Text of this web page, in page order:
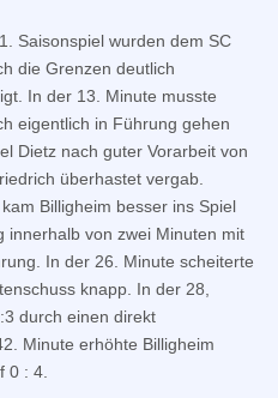
Saisonspiel wurden dem SC
die Grenzen deutlich
In der 13. Minute musste
eigentlich in Führung gehen
Dietz nach guter Vorarbeit von
überhastet vergab.
Billigheim besser ins Spiel
innerhalb von zwei Minuten mit
In der 26. Minute scheiterte
knapp. In der 28,
durch einen direkt
Minute erhöhte Billigheim
0 : 4.